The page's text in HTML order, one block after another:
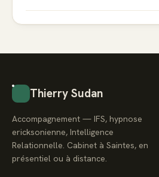
Thierry Sudan
Accompagnement — IFS, hypnose
ericksonienne, Intelligence
Relationnelle. Cabinet à Saintes, en
présentiel ou à distance.